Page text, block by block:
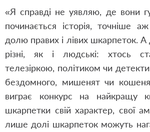
«Я справді не уявляю, де вони
починається історія, точніше
долю правих і лівих шкарпеток. А
різні, як і людські: хтось
телезіркою, політиком чи
бездомного, мишенят чи
виграє конкурс на найкращу
шкарпетки свій характер, свої
лише долі шкарпеток можуть